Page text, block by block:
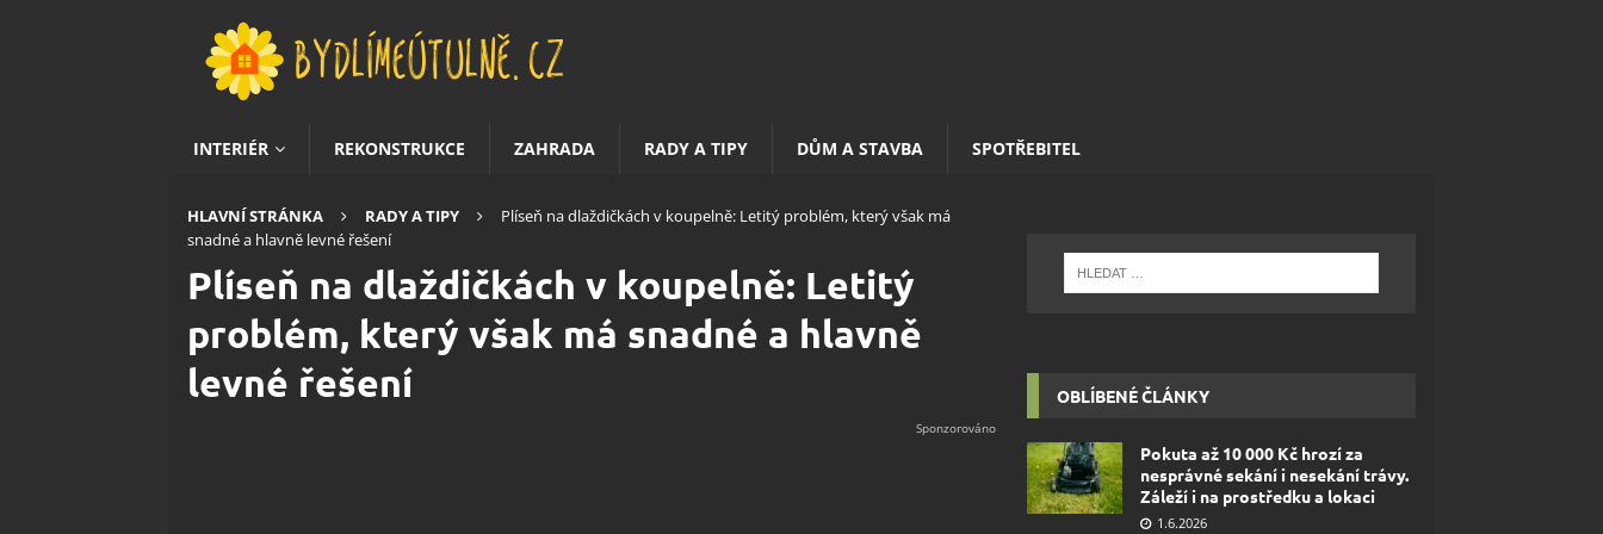
INTERIÉR REKONSTRUKCE ZAHRADA RADY A TIPY DŮM A STAVBA SPOTŘEBITEL
HLAVNÍ STRÁNKA RADY A TIPY
Plíseň na dlaždičkách v koupelně: Letitý problém, který však má
snadné a hlavně levné řešení
Plíseň na dlaždičkách v koupelně: Letitý
problém, který však má snadné a hlavně
levné řešení
OBLÍBENÉ ČLÁNKY
Pokuta až 10 000 Kč hrozí za
nesprávné sekání i nesekání trávy.
Záleží i na prostředku a lokaci
1.6.2026